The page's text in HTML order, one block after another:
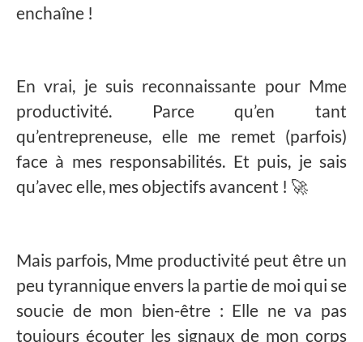
enchaîne !
En vrai, je suis reconnaissante pour Mme
productivité. Parce qu’en tant
qu’entrepreneuse, elle me remet (parfois)
face à mes responsabilités. Et puis, je sais
qu’avec elle, mes objectifs avancent ! 🚀
Mais parfois, Mme productivité peut être un
peu tyrannique envers la partie de moi qui se
soucie de mon bien-être : Elle ne va pas
toujours écouter les signaux de mon corps